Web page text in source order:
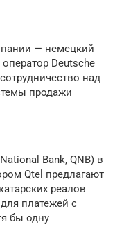
— немецкий
Deutsche
над
продажи
Bank, QNB) в
Qtel предлагают
реалов
платежей с
бы одну